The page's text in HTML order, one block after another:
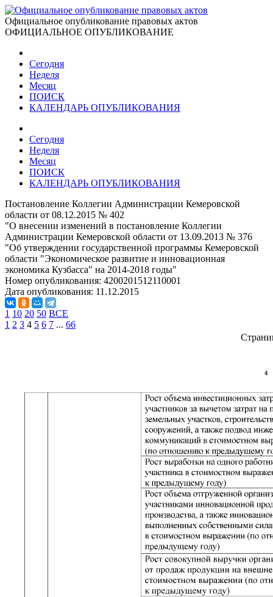
Официальное опубликование правовых актов
ОФИЦИАЛЬНОЕ ОПУБЛИКОВАНИЕ
Сегодня
Неделя
Месяц
ПОИСК
КАЛЕНДАРЬ ОПУБЛИКОВАНИЯ
Сегодня
Неделя
Месяц
ПОИСК
КАЛЕНДАРЬ ОПУБЛИКОВАНИЯ
Постановление Коллегии Администрации Кемеровской
области от 08.12.2015 № 402
"О внесении изменений в постановление Коллегии
Администрации Кемеровской области от 13.09.2013 № 376
"Об утверждении государственной программы Кемеровской
области "Экономическое развитие и инновационная
экономика Кузбасса" на 2014-2018 годы"
Номер опубликования: 4200201512110001
Дата опубликования: 11.12.2015
1 10 20 50 ВСЕ
1 2 3 4 5 6 7 ... 66